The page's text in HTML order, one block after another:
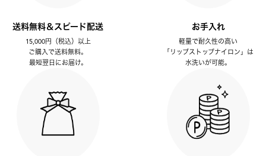
送料無料＆スピード配送
15,000円（税込）以上
ご購入で送料無料。
最短翌日にお届け。
お手入れ
軽量で耐久性の高い
「リップストップナイロン」は
水洗いが可能。